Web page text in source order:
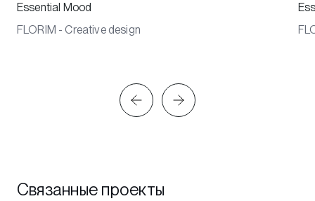
Essential Mood
FLORIM - Creative design
Связанные проекты